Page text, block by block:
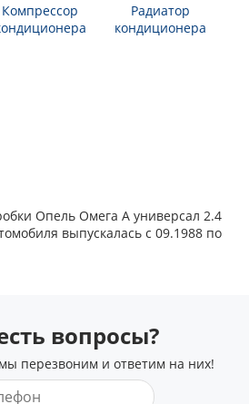
Компрессор
Радиатор
кондиционера
Опель Омега А универсал 2.4
выпускалась с 09.1988 по
вопросы?
перезвоним и ответим на них!